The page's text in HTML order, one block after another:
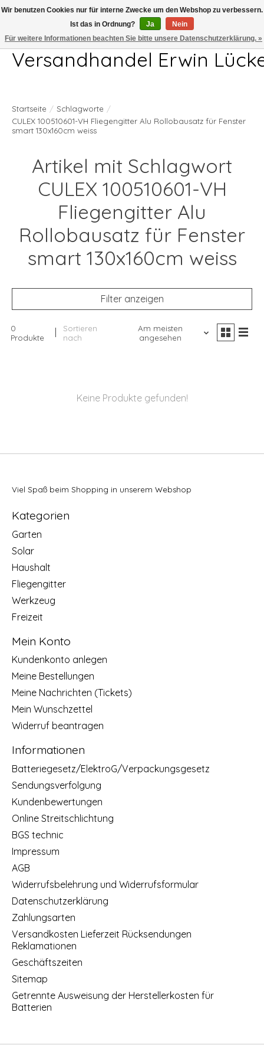
Telefon 04407 715872 MO-DO 7.00-17.00Uhr FR 7.00-13.00Uhr
Versandhandel Erwin
Startseite / Schlagworte /
CULEX 100510601-VH Fliegengitter Alu Rollobausatz für Fenster
smart 130x160cm weiss
Artikel mit Schlagwort
CULEX 100510601-VH
Fliegengitter Alu
Rollobausatz für Fenster
smart 130x160cm weiss
Filter anzeigen
0
Produkte
Sortieren
nach
Am meisten
angesehen
Keine Produkte gefunden!
Viel Spaß beim Shopping in unserem Webshop
Kategorien
Garten
Solar
Haushalt
Fliegengitter
Werkzeug
Freizeit
Mein Konto
Kundenkonto anlegen
Meine Bestellungen
Meine Nachrichten (Tickets)
Mein Wunschzettel
Widerruf beantragen
Informationen
Batteriegesetz/ElektroG/Verpackungsgesetz
Sendungsverfolgung
Kundenbewertungen
Online Streitschlichtung
BGS technic
Impressum
AGB
Widerrufsbelehrung und Widerrufsformular
Datenschutzerklärung
Zahlungsarten
Versandkosten Lieferzeit Rücksendungen
Reklamationen
Geschäftszeiten
Sitemap
Getrennte Ausweisung der Herstellerkosten für
Batterien
Wir benutzen Cookies nur für interne Zwecke um den Webshop zu verbessern.
Ist das in Ordnung?
Ja
Nein
Für weitere Informationen beachten Sie bitte unsere Datenschutzerklärung. »